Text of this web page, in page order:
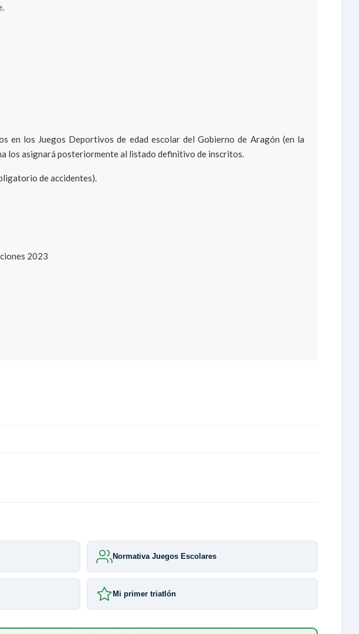
en los Juegos Deportivos de edad escolar del Gobierno de Aragón (en la
los asignará posteriormente al listado definitivo de inscritos.
de accidentes).
2023
Normativa Juegos Escolares
Mi primer triatlón